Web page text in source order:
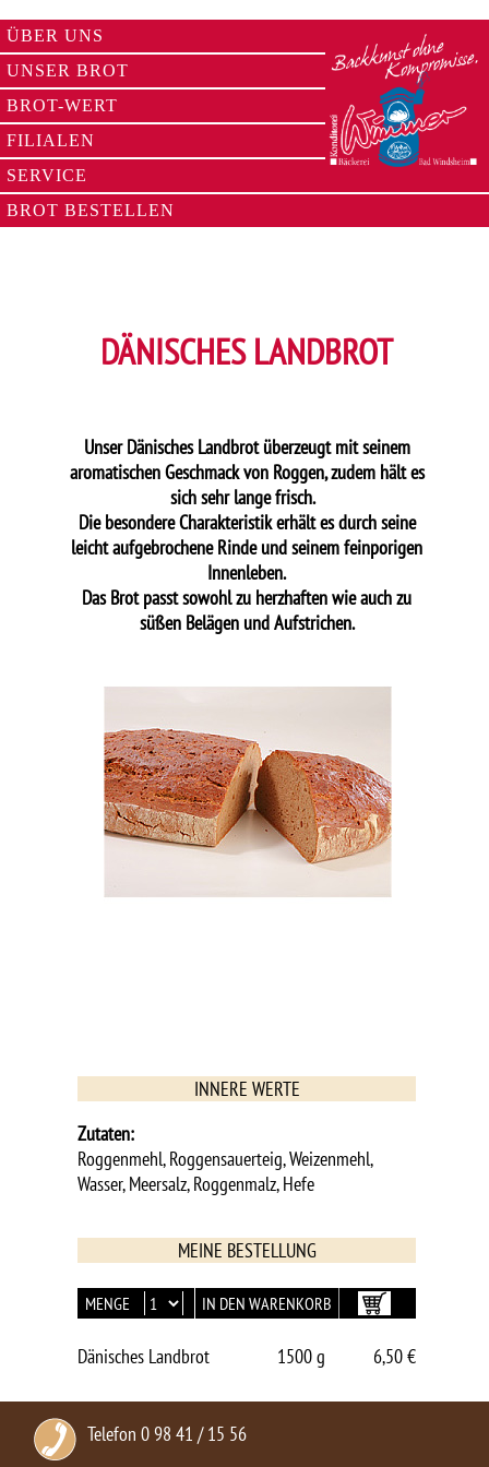
ÜBER UNS
UNSER BROT
BROT-WERT
FILIALEN
SERVICE
BROT BESTELLEN
DÄNISCHES LANDBROT
Unser Dänisches Landbrot überzeugt mit seinem
aromatischen Geschmack von Roggen, zudem hält es
sich sehr lange frisch.
Die besondere Charakteristik erhält es durch seine
leicht aufgebrochene Rinde und seinem feinporigen
Innenleben.
Das Brot passt sowohl zu herzhaften wie auch zu
süßen Belägen und Aufstrichen.
INNERE WERTE
Zutaten:
Roggenmehl, Roggensauerteig, Weizenmehl,
Wasser, Meersalz, Roggenmalz, Hefe
MEINE BESTELLUNG
MENGE
Dänisches Landbrot 1500 g 6,50 €
Telefon 0 98 41 / 15 56